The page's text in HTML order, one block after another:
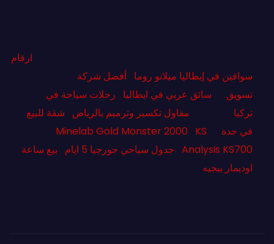
ارقام
سواقين في إيطاليا ميلانو روما أفضل شركة
تسويق
سائق عربي في ايطاليا
رحلات سياحة في
تركيا
مقاول تكسير وترميم بالرياض
شقة للبيع
في جدة
Minelab Gold Monster 2000
KS
Analysis KS700 جدول سياحي جورجيا 5 ايام
بيع ساعة
اوديمار بيجيه